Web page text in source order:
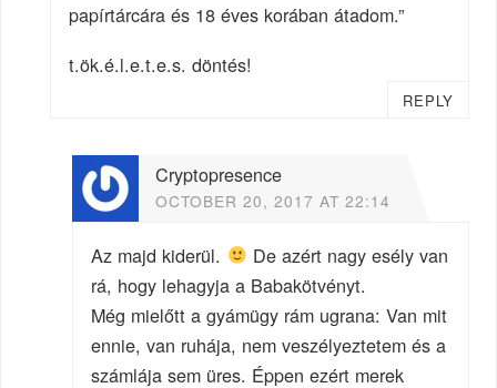
papírtárcára és 18 éves korában átadom.”
t.ök.é.l.e.t.e.s. döntés!
REPLY
Cryptopresence
OCTOBER 20, 2017 AT 22:14
Az majd kiderül.
De azért nagy esély van
rá, hogy lehagyja a Babakötvényt.
Még mielőtt a gyámügy rám ugrana: Van mit
ennie, van ruhája, nem veszélyeztetem és a
számlája sem üres. Éppen ezért merek